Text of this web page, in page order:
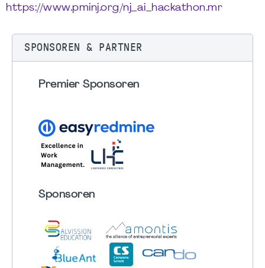
https://www.pminj.org/nj_ai_hackathon.mr
SPONSOREN & PARTNER
Premier Sponsoren
Sponsoren